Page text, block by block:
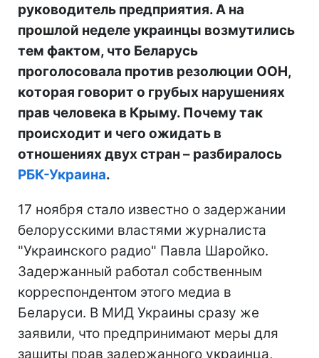
руководитель предприятия. А на
прошлой неделе украинцы возмутились
тем фактом, что Беларусь
проголосовала против резолюции ООН,
которая говорит о грубых нарушениях
прав человека в Крыму. Почему так
происходит и чего ожидать в
отношениях двух стран – разбиралось
РБК-Украина.
17 ноября стало известно о задержании
белорусскими властями журналиста
"Украинского радио" Павла Шаройко.
Задержанный работал собственным
корреспондентом этого медиа в
Беларуси. В МИД Украины сразу же
заявили, что предпринимают меры для
защиты прав задержанного украинца,